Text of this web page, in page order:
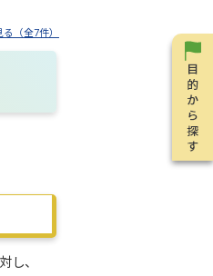
（全7件）
し、